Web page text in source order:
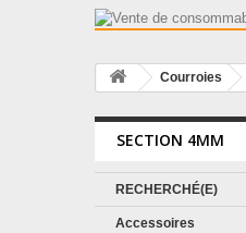
Courroies
SECTION 4MM
RECHERCHÉ(E)
Accessoires